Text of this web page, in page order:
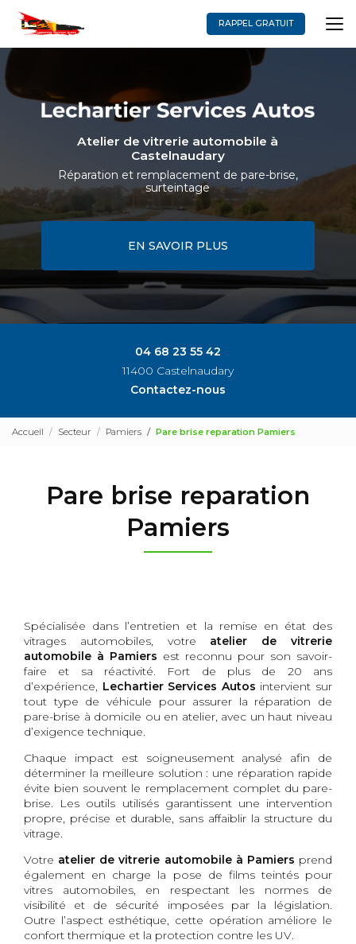
contenu
principal
RAPPEL GRATUIT
Atelier de vitrerie automobile à
Castelnaudary
Réparation et remplacement de pare-brise,
surteintage
EN SAVOIR PLUS
04 68 23 55 42
11400 Castelnaudary
Contactez-nous
Accueil Secteur Pamiers Pare brise reparation Pamiers
Pare brise reparation
Pamiers
Spécialisée dans l’entretien et la remise en état des
vitrages automobiles, votre atelier de vitrerie
automobile à Pamiers est reconnu pour son savoir-
faire et sa réactivité. Fort de plus de 20 ans
d’expérience, Lechartier Services Autos intervient sur
tout type de véhicule pour assurer la réparation de
pare-brise à domicile ou en atelier, avec un haut niveau
d’exigence technique.
Chaque impact est soigneusement analysé afin de
déterminer la meilleure solution : une réparation rapide
évite bien souvent le remplacement complet du pare-
brise. Les outils utilisés garantissent une intervention
propre, précise et durable, sans affaiblir la structure du
vitrage.
Votre atelier de vitrerie automobile à Pamiers prend
également en charge la pose de films teintés pour
vitres automobiles, en respectant les normes de
visibilité et de sécurité imposées par la législation.
Outre l’aspect esthétique, cette opération améliore le
confort thermique et la protection contre les UV.